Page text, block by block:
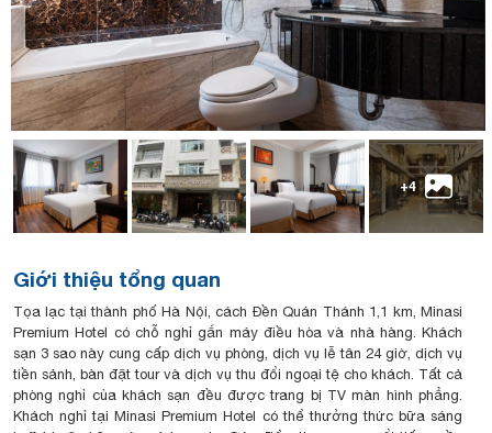
+4
Giới thiệu tổng quan
Tọa lạc tại thành phố Hà Nội, cách Đền Quán Thánh 1,1 km, Minasi
Premium Hotel có chỗ nghỉ gắn máy điều hòa và nhà hàng. Khách
sạn 3 sao này cung cấp dịch vụ phòng, dịch vụ lễ tân 24 giờ, dịch vụ
tiền sảnh, bàn đặt tour và dịch vụ thu đổi ngoại tệ cho khách. Tất cả
phòng nghỉ của khách sạn đều được trang bị TV màn hình phẳng.
Khách nghỉ tại Minasi Premium Hotel có thể thưởng thức bữa sáng